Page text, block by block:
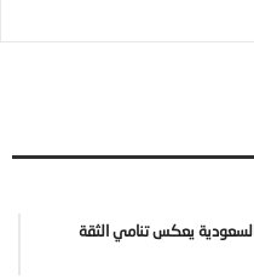
يعكس تنامي الثقة